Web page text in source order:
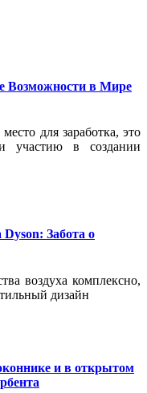
Возможности в Мире
для заработка, это
участию в создании
Забота о
воздуха комплексно,
дизайн
и в открытом